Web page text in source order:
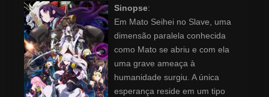
Sinopse:
Em Mato Seihei no Slave, uma
dimensão paralela conhecida
como Mato se abriu e com ela
uma grave ameaça à
humanidade surgiu. A única
esperança reside em um tipo